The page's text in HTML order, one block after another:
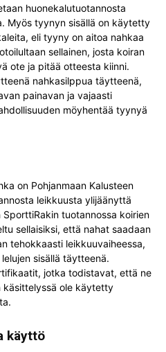
huonekalutuotannosta
Myös tyynyn sisällä on käytetty
eli tyyny on aitoa nahkaa
sellainen, josta koiran
ote ja pitää otteesta kiinni.
nahkasilppua täytteenä,
painavan ja vajaasti
möyhentää tyynyä
on Pohjanmaan Kalusteen
leikkuusta ylijäänyttä
tuotannossa koirien
sellaisiksi, että nahat saadaan
tehokkaasti leikkuuvaiheessa,
sisällä täytteenä.
jotka todistavat, että ne
ole käytetty
käyttö